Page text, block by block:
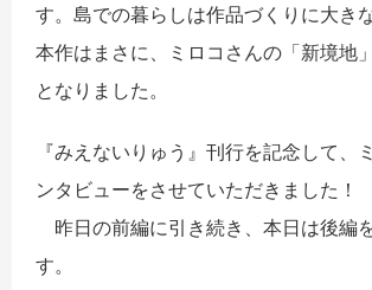
す。島での暮らしは作品づくりに大き
本作はまさに、ミロコさんの「新境地
となりました。
『みえないりゅう』刊行を記念して、
ンタビューをさせていただきました！
昨日の前編に引き続き、本日は後編
す。